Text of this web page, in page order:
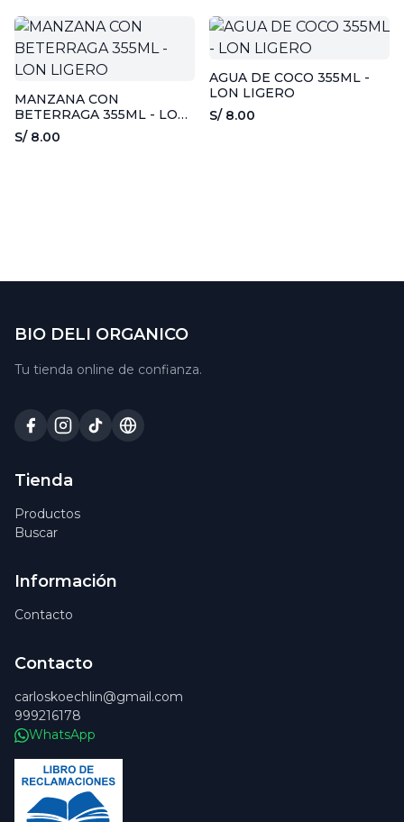
MANZANA CON
BETERRAGA 355ML - LON
LIGERO
S/ 8.00
AGUA DE COCO 355ML -
LON LIGERO
S/ 8.00
BIO DELI ORGANICO
Tu tienda online de confianza.
Tienda
Productos
Buscar
Información
Contacto
Contacto
carloskoechlin@gmail.com
999216178
WhatsApp